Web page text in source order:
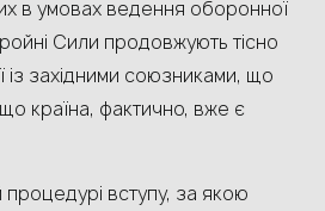
в умовах ведення оборонної
Сили продовжують тісно
із західними союзниками, що
країна, фактично, вже є
вступу, за якою